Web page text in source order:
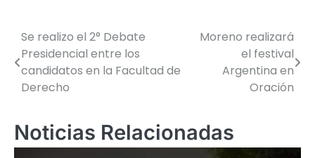
Navegación
de
entradas
Se realizo el 2° Debate
Presidencial entre los
candidatos en la Facultad de
Derecho
Moreno realizará
el festival
Argentina en
Oración
Noticias Relacionadas